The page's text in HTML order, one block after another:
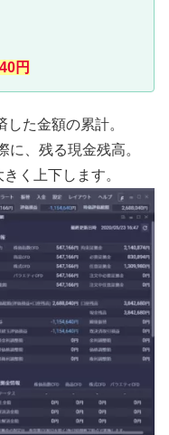
円
た金額の累計。
、残る現金残高。
く上下します。